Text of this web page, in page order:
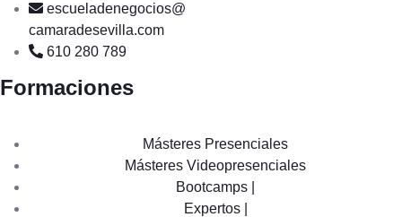
escueladenegocios@
camaradesevilla.com
610 280 789
Formaciones
Másteres Presenciales
Másteres Videopresenciales
Bootcamps |
Expertos |